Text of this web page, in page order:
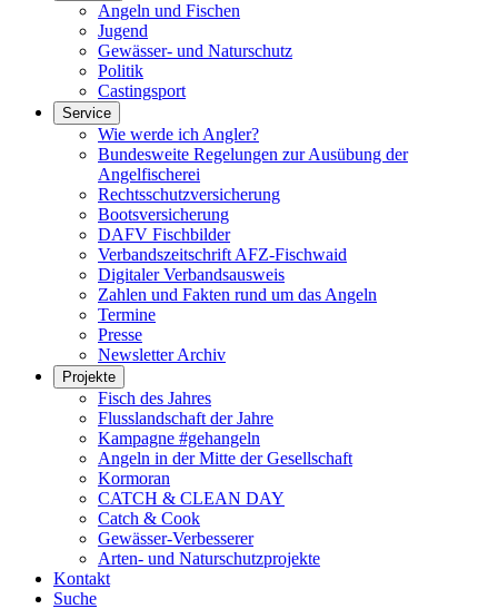
Angeln und Fischen
Jugend
Gewässer- und Naturschutz
Politik
Castingsport
Service
Wie werde ich Angler?
Bundesweite Regelungen zur Ausübung der
Angelfischerei
Rechtsschutzversicherung
Bootsversicherung
DAFV Fischbilder
Verbandszeitschrift AFZ-Fischwaid
Digitaler Verbandsausweis
Zahlen und Fakten rund um das Angeln
Termine
Presse
Newsletter Archiv
Projekte
Fisch des Jahres
Flusslandschaft der Jahre
Kampagne #gehangeln
Angeln in der Mitte der Gesellschaft
Kormoran
CATCH & CLEAN DAY
Catch & Cook
Gewässer-Verbesserer
Arten- und Naturschutzprojekte
Kontakt
Suche